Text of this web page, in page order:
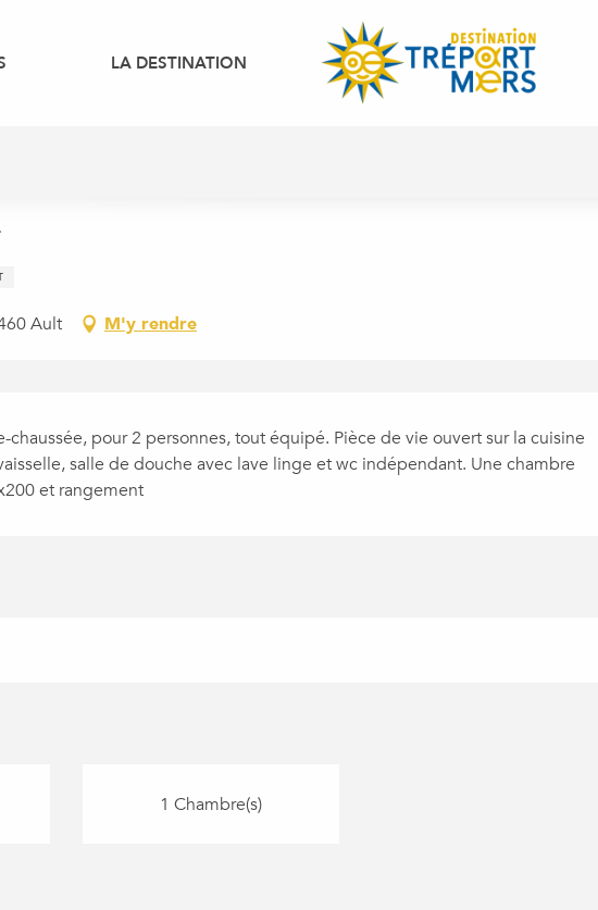
LA DESTINATION
Ault M'y rendre
pour 2 personnes, tout équipé. Pièce de vie ouvert sur la cuisine
salle de douche avec lave linge et wc indépendant. Une chambre
et rangement
1 Chambre(s)